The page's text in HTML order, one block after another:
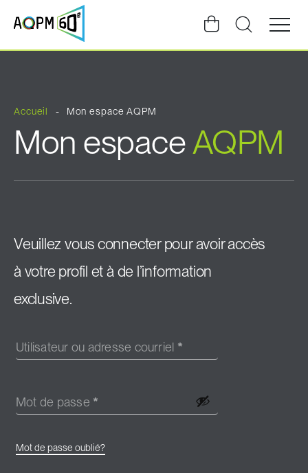
Ouvrir
la
du
Accueil Mon espace AQPM
Mon espaceAQPM
Veuillez vous connecter pour avoir accès
à votre profil et à de l’information
exclusive.
Utilisateur ou adresse courriel *
Mot de passe *
Mot de passe oublié?